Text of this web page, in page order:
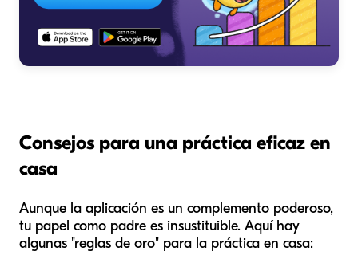
Consejos para una práctica eficaz en
casa
Aunque la aplicación es un complemento poderoso,
tu papel como padre es insustituible. Aquí hay
algunas "reglas de oro" para la práctica en casa: